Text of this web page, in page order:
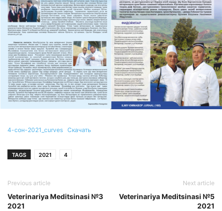
4-сон-2021_curves Скачать
TAGS 2021 4
Previous article
Veterinariya Meditsinasi №3
2021
Next article
Veterinariya Meditsinasi №5
2021